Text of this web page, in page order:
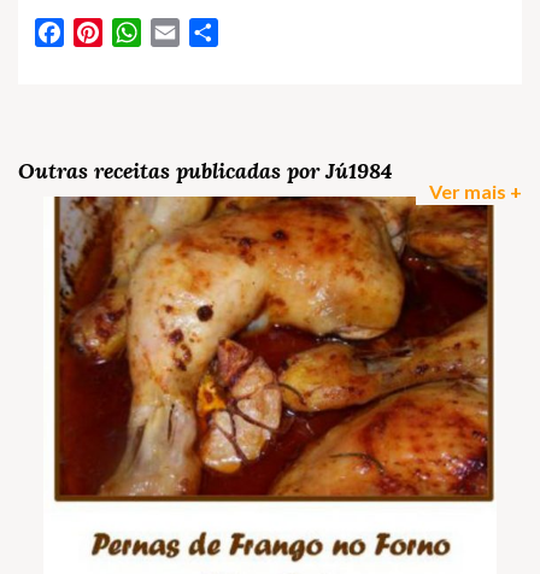
FacebookPinterestWhatsApp
Email
Outras receitas publicadas por Jú1984
Ver mais +